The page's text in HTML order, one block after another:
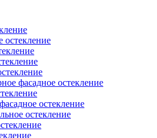
фасадное остекление
остекление
остекление